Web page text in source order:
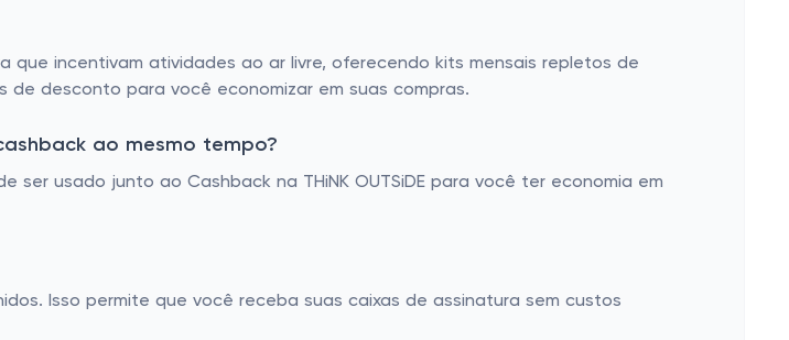
que incentivam atividades ao ar livre, oferecendo kits mensais repletos de
de desconto para você economizar em suas compras.
ao mesmo tempo?
ser usado junto ao Cashback na THiNK OUTSiDE para você ter economia em
Isso permite que você receba suas caixas de assinatura sem custos